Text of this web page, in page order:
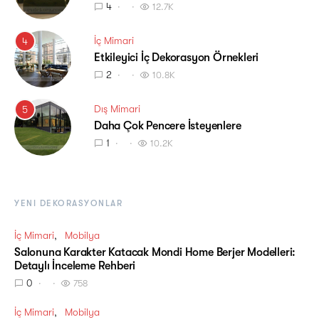
4 12.7K
4 İç Mimari
Etkileyici İç Dekorasyon Örnekleri
2 10.8K
5 Dış Mimari
Daha Çok Pencere İsteyenlere
1 10.2K
YENI DEKORASYONLAR
İç Mimari Mobilya
Salonuna Karakter Katacak Mondi Home Berjer Modelleri:
Detaylı İnceleme Rehberi
0 758
İç Mimari Mobilya